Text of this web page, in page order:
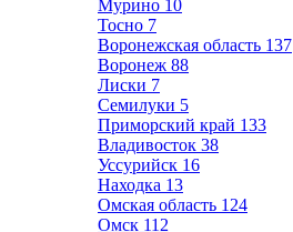
Мурино 10
Тосно 7
Воронежская область 137
Воронеж 88
Лиски 7
Семилуки 5
Приморский край 133
Владивосток 38
Уссурийск 16
Находка 13
Омская область 124
Омск 112